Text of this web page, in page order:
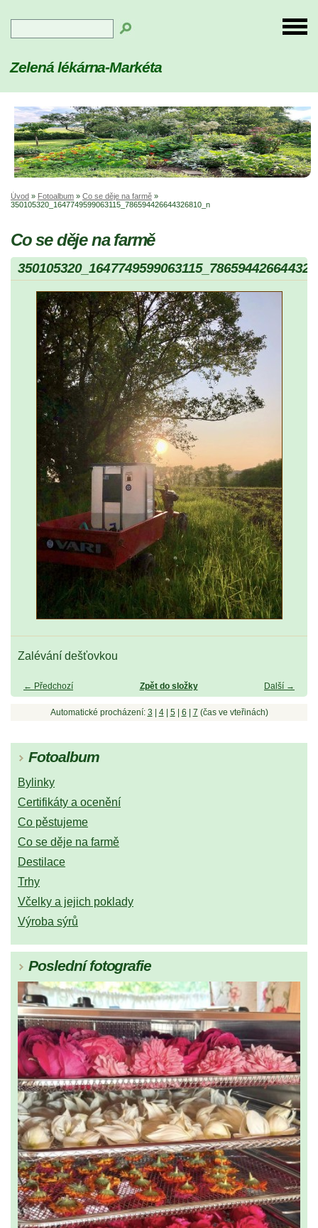
Zelená lékárna-Markéta
Úvod » Fotoalbum » Co se děje na farmě »
350105320_1647749599063115_786594426644326810_n
Co se děje na farmě
Zalévání dešťovkou
← Předchozí Další →
Zpět do složky
Automatické procházení: 3 4| 5| 6 7 (čas ve vteřinách)
Fotoalbum
Bylinky
Certifikáty a ocenění
Co pěstujeme
Co se děje na farmě
Destilace
Trhy
Včelky a jejich poklady
Výroba sýrů
Poslední fotografie